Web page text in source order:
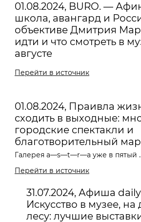
01.08.2024, BURO. —
школа, авангард и
объективе Дмитрия
идти и что смотреть в
августе
Перейти в источник
01.08.2024, Праивла
сходить в выходные:
городские спектакли и
благотворительный
Галерея a—s—t—r—a уже в пятый
Перейти в источник
31.07.2024, Афиша
Искусство в музее, на
лесу: лучшие